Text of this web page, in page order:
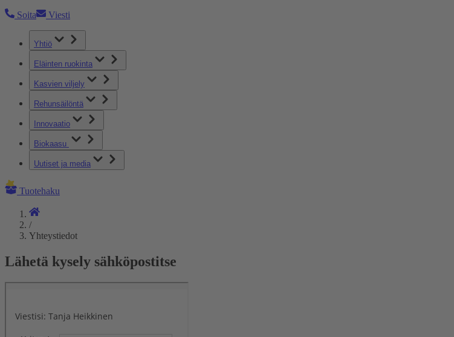
Soita Viesti
Yhtiö
Eläinten ruokinta
Kasvien viljely
Rehunsäilöntä
Innovaatio
Biokaasu
Uutiset ja media
Tuotehaku
/
Yhteystiedot
Lähetä kysely sähköpostitse